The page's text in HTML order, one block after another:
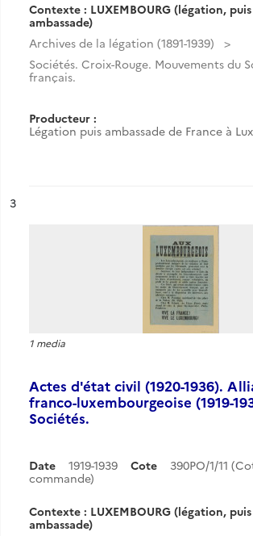
Contexte : LUXEMBOURG (légation, puis
ambassade)
Archives de la légation (1891-1939)
Sociétés. Croix-Rouge. Mouvements du
français.
Producteur :
Légation puis ambassade de France à
n°
3
1 media
Actes d'état civil (1920-1936).
franco-luxembourgeoise (1919-
Sociétés.
Date 1919-1939 Cote
390PO/1/11
commande)
Contexte : LUXEMBOURG (légation, puis
ambassade)